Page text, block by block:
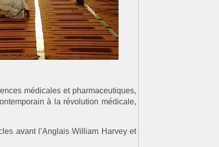
médicales et pharmaceutiques,
à la révolution médicale,
avant l’Anglais William Harvey et